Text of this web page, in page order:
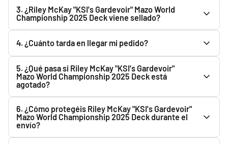
2025 Deck es un producto oficial y Original. En Pokemillon
vendemos productos nuevos y originales adquiridos a
través de nuestros proveedores y distribuidores.
3. ¿Riley McKay "KSI's Gardevoir" Mazo World
Championship 2025 Deck viene sellado?
precintados de fábrica. Siempre que el fabricante lo
distribuya precintado, recibirás Riley McKay "KSI's
Gardevoir" Mazo World Championship 2025 Deck sellado de
fábrica.
4. ¿Cuánto tarda en llegar mi pedido?
estimado de entrega es de 1 a 3 días hábiles.
5. ¿Qué pasa si Riley McKay "KSI's Gardevoir"
Mazo World Championship 2025 Deck está
agotado?
enviaremos un email cuando vuelva a estar disponible.
6. ¿Cómo protegéis Riley McKay "KSI's Gardevoir"
Mazo World Championship 2025 Deck durante el
envío?